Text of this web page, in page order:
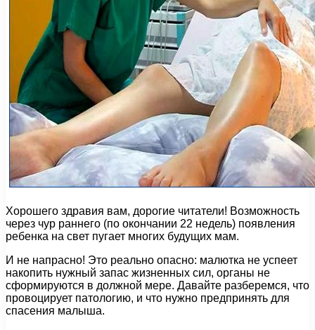
Хорошего здравия вам, дорогие читатели! Возможность
через чур раннего (по окончании 22 недель) появления
ребенка на свет пугает многих будущих мам.
И не напрасно! Это реально опасно: малютка не успеет
накопить нужный запас жизненных сил, органы не
сформируются в должной мере. Давайте разберемся, что
провоцирует патологию, и что нужно предпринять для
спасения малыша.